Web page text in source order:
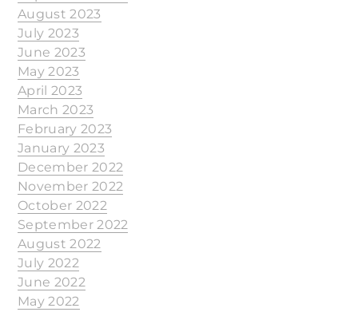
August 2023
July 2023
June 2023
May 2023
April 2023
March 2023
February 2023
January 2023
December 2022
November 2022
October 2022
September 2022
August 2022
July 2022
June 2022
May 2022